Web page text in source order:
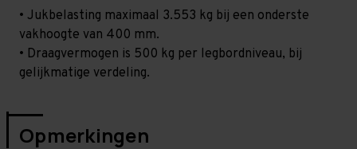
• Jukbelasting maximaal 3.553 kg bij een onderste
vakhoogte van 400 mm.
• Draagvermogen is 500 kg per legbordniveau, bij
gelijkmatige verdeling.
Opmerkingen